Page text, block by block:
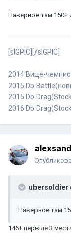
Наверное там 150+
[sIGPIC][/sIGPIC]
2014 Вице-
2015 Db
2015 Db
2016 Db
ubersoldier
Наверное там
146+ первые 3